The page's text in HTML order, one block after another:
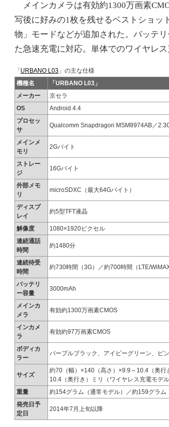
メインカメラは有効約1300万画素
写後に好みの1枚を残せるベストショッ
物」モードなどが追加された。バッテ
た急速充電に対応。単体でのワイヤレス
「 URBANO L03 」の主な仕様
機種名
「URBANO L03」
メーカー
京セラ
OS
Android 4.4
プロセッ
サ
Qualcomm Snapdragon MSM8974AB／
メインメ
モリ
2Gバイト
ストレー
ジ
16Gバイト
外部メモ
リ
microSDXC（最大64Gバイト）
ディスプ
レイ
約5型TFT液晶
解像度
1080×1920ピクセル
連続通話
時間
約1480分
連続待受
時間
約730時間（3G）／約700時間（LTE/WiMAX
バッテリ
ー容量
3000mAh
メインカ
メラ
有効約1300万画素CMOS
インカメ
ラ
有効約97万画素CMOS
ボディカ
ラー
パープルブラック、アイビーグリーン、ピ
サイズ
約70（幅）×140（高さ）×9.9～10.4（奥
10.4（奥行き）ミリ（ワイヤレス充電モデル
重量
約154グラム（通常モデル）／約159グラム
発売日予
定日
2014年7月上旬以降